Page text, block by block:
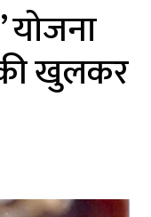
योजना
खुलकर